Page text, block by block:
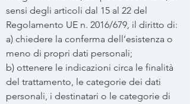
sensi degli articoli dal 15 al 22 del
Regolamento UE n. 2016/679, il diritto di:
a) chiedere la conferma dell’esistenza o
meno di propri dati personali;
b) ottenere le indicazioni circa le finalità
del trattamento, le categorie dei dati
personali, i destinatari o le categorie di